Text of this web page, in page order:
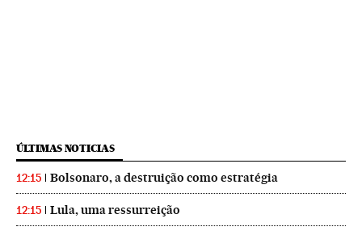
ÚLTIMAS NOTICIAS
12:15 Bolsonaro, a destruição como estratégia
12:15 Lula, uma ressurreição